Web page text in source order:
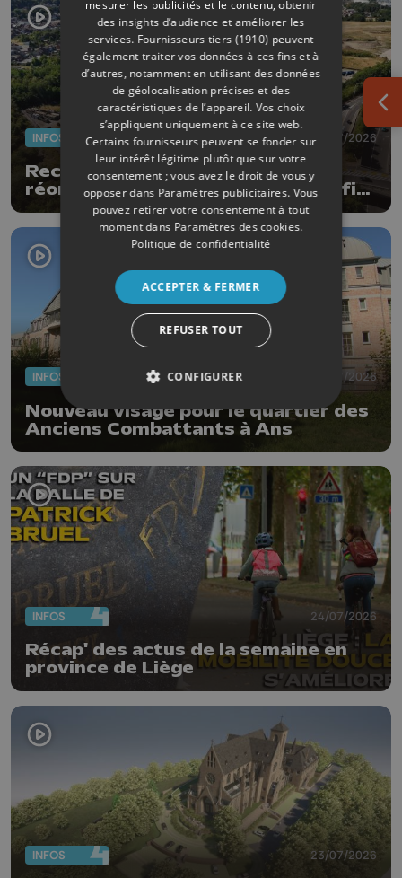
INFOS 29/07/2026
Recydel reçoit un permis pour
réorganiser son site de Wandre afin
de prévenir le risque d'incendie
INFOS 28/07/2026
Nouveau visage pour le quartier des
Anciens Combattants à Ans
INFOS 24/07/2026
Récap' des actus de la semaine en
province de Liège
INFOS 23/07/2026
mesurer les publicités et le contenu, obtenir
des insights d’audience et améliorer les
services. Fournisseurs tiers (1910) peuvent
également traiter vos données à ces fins et à
d’autres, notamment en utilisant des données
de géolocalisation précises et des
caractéristiques de l’appareil. Vos choix
s’appliquent uniquement à ce site web.
Certains fournisseurs peuvent se fonder sur
leur intérêt légitime plutôt que sur votre
consentement ; vous avez le droit de vous y
opposer dans Paramètres publicitaires. Vous
pouvez retirer votre consentement à tout
moment dans Paramètres des cookies.
Politique de confidentialité
ACCEPTER & FERMER
REFUSER TOUT
CONFIGURER